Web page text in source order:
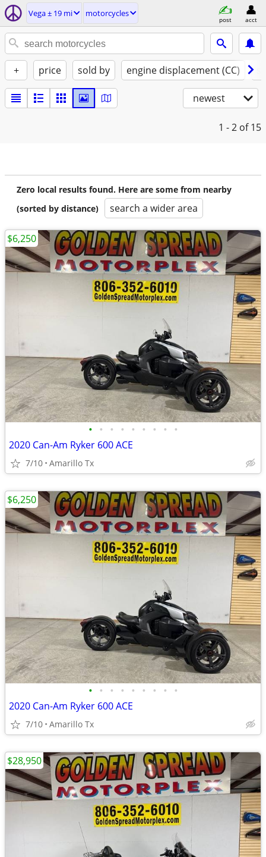
Vega ± 19 mi motorcycles
post acct
+ price sold by engine displacement (CC)
newest
1 - 2 of 15
Zero local results found. Here are some from nearby
(sorted by distance)
search a wider area
• • • • • • • • •
2020 Can-Am Ryker 600 ACE
7/10 Amarillo Tx
$6,250
• • • • • • • • •
2020 Can-Am Ryker 600 ACE
7/10 Amarillo Tx
$6,250
$28,950